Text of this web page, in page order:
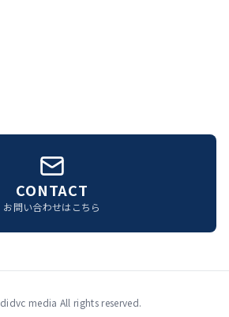
CONTACT
お問い合わせはこちら
didvc media All rights reserved.